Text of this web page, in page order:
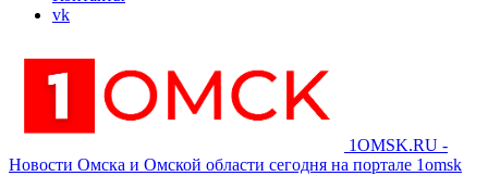
vk
1OMSK.RU -
Новости Омска и Омской области сегодня на портале 1omsk